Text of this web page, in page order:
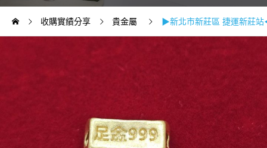
收購實績分享 貴金屬 ▶新北市新莊區 捷運新莊